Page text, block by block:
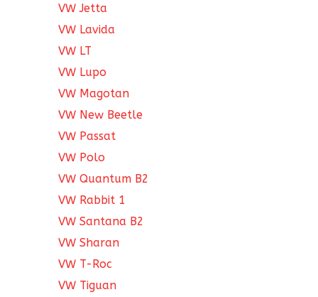
VW Jetta
VW Lavida
VW LT
VW Lupo
VW Magotan
VW New Beetle
VW Passat
VW Polo
VW Quantum B2
VW Rabbit 1
VW Santana B2
VW Sharan
VW T-Roc
VW Tiguan